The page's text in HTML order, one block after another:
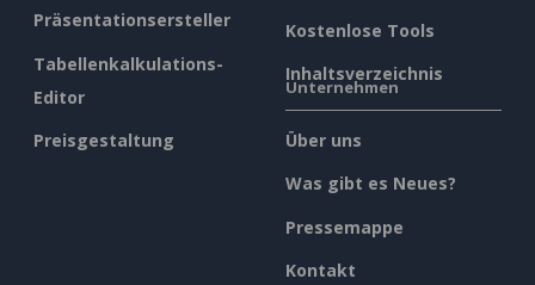
Präsentationsersteller
Tabellenkalkulations-
Editor
Preisgestaltung
Kostenlose Tools
Inhaltsverzeichnis
Unternehmen
Über uns
Was gibt es Neues?
Pressemappe
Kontakt